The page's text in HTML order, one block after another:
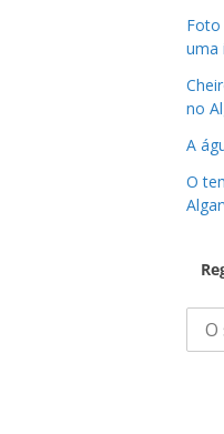
Foto
uma
no
A
O